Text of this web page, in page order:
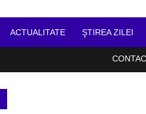
ACTUALITATE ŞTIREA ZILEI